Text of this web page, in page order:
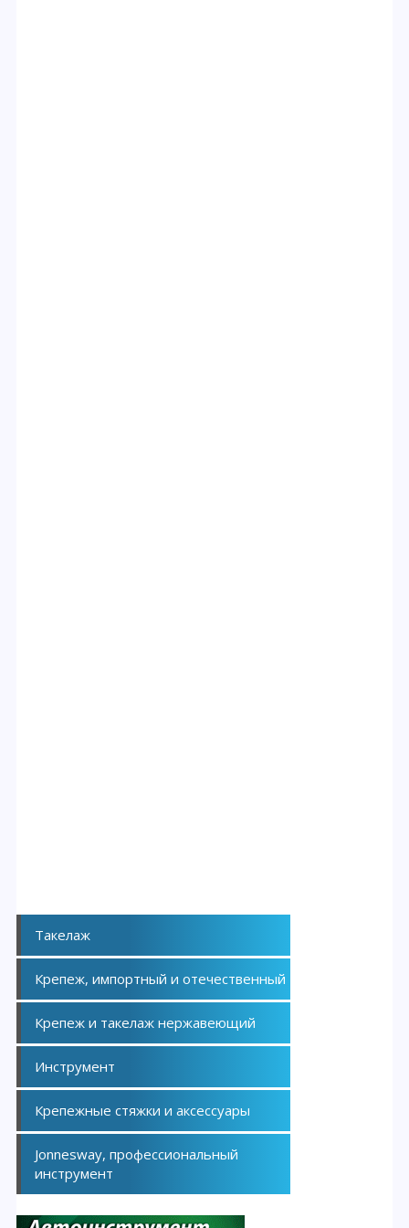
Такелаж
Крепеж, импортный и отечественный
Крепеж и такелаж нержавеющий
Инструмент
Крепежные стяжки и аксессуары
Jonnesway, профессиональный
инструмент